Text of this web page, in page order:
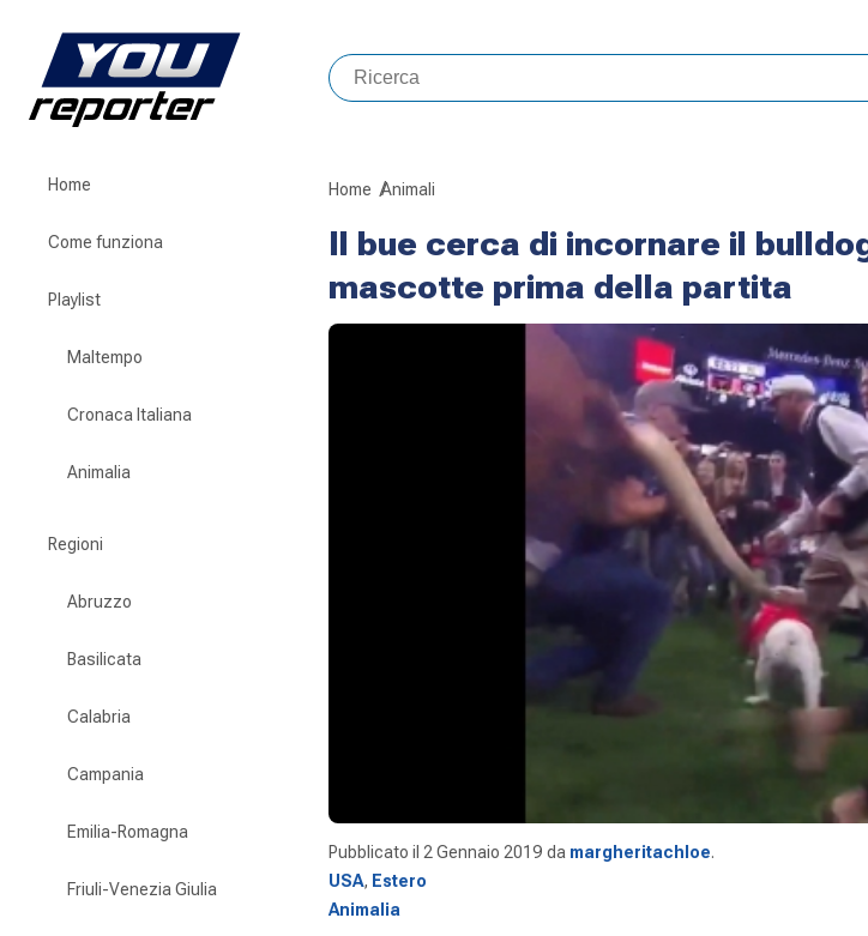
Home
Come funziona
Playlist
Maltempo
Cronaca Italiana
Animalia
Regioni
Abruzzo
Basilicata
Calabria
Campania
Emilia-Romagna
Friuli-Venezia Giulia
Home Animali
Il bue cerca di incornare il
mascotte prima della partita
Pubblicato il 2 Gennaio 2019 da margheritachloe.
USA, Estero
Animalia